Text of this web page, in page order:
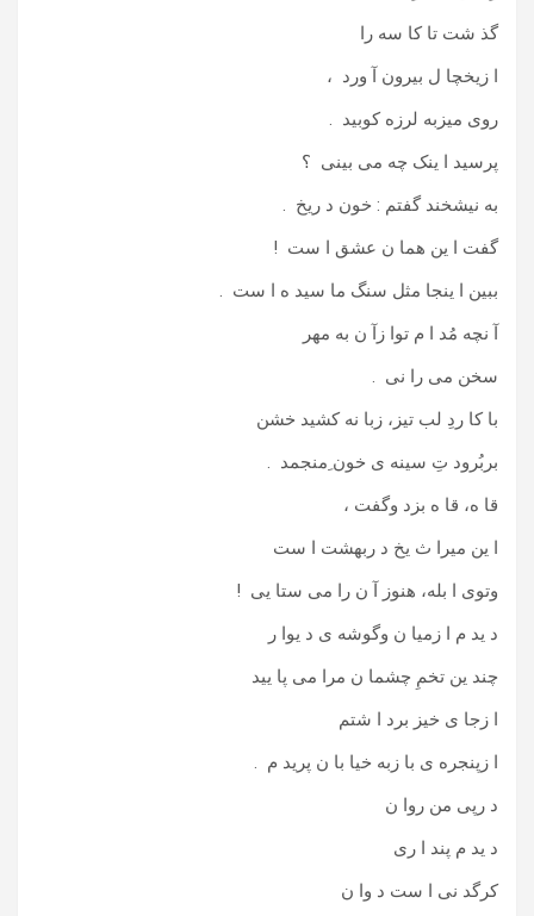
گذ شت تا کا سه را
ا زیخچا ل بیرون آ ورد ،
روی میزبه لرزه کوبید .
پرسید ا ینک چه می بینی ؟
به نیشخند گفتم : خون د ریخ .
گفت ا ین هما ن عشق ا ست !
ببین ا ینجا مثل سنگ ما سید ه ا ست .
آ نچه مُد ا م توا زآ ن به مهر
سخن می را نی .
با کا ردِ لب تیز، زبا نه کشید خشن
بربُرود تِ سینه ی خون ِمنجمد .
قا ه، قا ه بزد وگفت ،
ا ین میرا ث یخ د ربهشت ا ست
وتوی ا بله، هنوز آ ن را می ستا یی !
د ید م ا زمیا ن وگوشه ی د یوا ر
چند ین تخمِ چشما ن مرا می پا یید
ا زجا ی خیز برد ا شتم
ا زپنجره ی با زبه خیا با ن پرید م .
د رپی من روا ن
د ید م پند ا ری
کرگد نی ا ست د وا ن